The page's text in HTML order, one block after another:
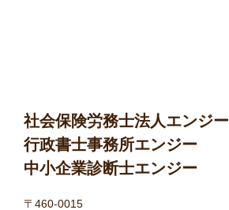
社会保険労務士法人エンジー
行政書士事務所エンジー
中小企業診断士エンジー
〒460-0015